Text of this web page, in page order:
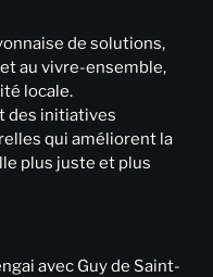
de solutions,
au vivre-ensemble,
locale.
des initiatives
qui améliorent la
plus juste et plus
avec Guy de Saint-